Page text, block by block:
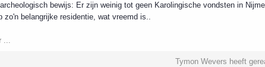
bewijs: Er zijn weinig tot geen Karolingische vondsten in
zo'n belangrijke residentie, wat vreemd is..
...
Tymon Wevers heeft